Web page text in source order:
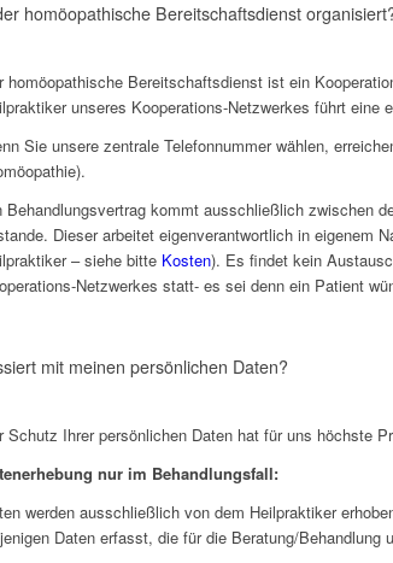
homöopathische Bereitschaftsdienst
homöopathische Bereitschaftsdienst ist ein
unseres Kooperations-Netzwerkes führt eine
Sie unsere zentrale Telefonnummer wählen,
Behandlungsvertrag kommt ausschließlich zwischen
Dieser arbeitet eigenverantwortlich in eigenem
– siehe bitte Kosten). Es findet kein
Netzwerkes statt- es sei denn ein Patient
mit meinen persönlichen Daten?
Schutz Ihrer persönlichen Daten hat für uns höchste
nur im Behandlungsfall:
werden ausschließlich von dem Heilpraktiker
Daten erfasst, die für die Beratung/Behandlung